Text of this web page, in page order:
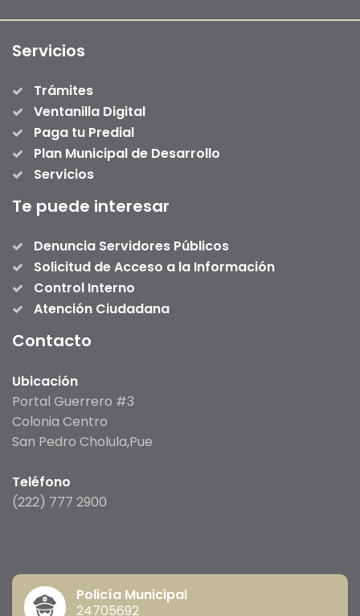
Servicios
Trámites
Ventanilla Digital
Paga tu Predial
Plan Municipal de Desarrollo
Servicios
Te puede interesar
Denuncia Servidores Públicos
Solicitud de Acceso a la Información
Control Interno
Atención Ciudadana
Contacto
Ubicación
Portal Guerrero #3
Colonia Centro
San Pedro Cholula,Pue
Teléfono
(222) 777 2900
Policía Municipal
24705692